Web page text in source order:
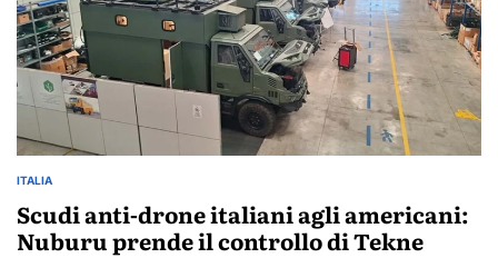
POSTED
ITALIA
Scudi anti-drone italiani agli americani:
Nuburu prende il controllo di Tekne